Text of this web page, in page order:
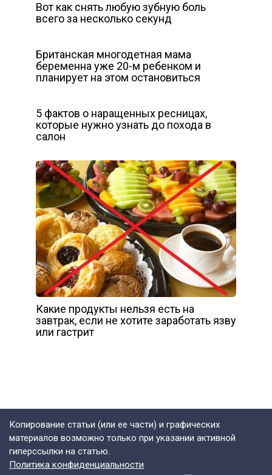
Вот как снять любую зубную боль
всего за несколько секунд
Британская многодетная мама
беременна уже 20-м ребенком и
планирует на этом остановиться
5 фактов о наращенных ресницах,
которые нужно узнать до похода в
салон
Какие продукты нельзя есть на
завтрак, если не хотите заработать язву
или гастрит
Копирование статьи (или ее части) и графических
материалов возможно только при указании активной
гиперссылки на статью.
Политика конфиденциальности